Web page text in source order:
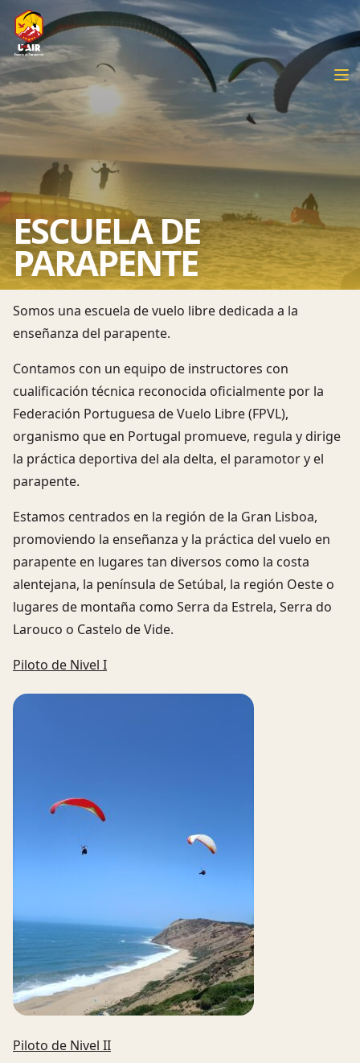
ESCUELA DE
PARAPENTE
Somos una escuela de vuelo libre dedicada a la
enseñanza del parapente.
Contamos con un equipo de instructores con
cualificación técnica reconocida oficialmente por la
Federación Portuguesa de Vuelo Libre (FPVL),
organismo que en Portugal promueve, regula y dirige
la práctica deportiva del ala delta, el paramotor y el
parapente.
Estamos centrados en la región de la Gran Lisboa,
promoviendo la enseñanza y la práctica del vuelo en
parapente en lugares tan diversos como la costa
alentejana, la península de Setúbal, la región Oeste o
lugares de montaña como Serra da Estrela, Serra do
Larouco o Castelo de Vide.
Piloto de Nivel I
Piloto de Nivel II